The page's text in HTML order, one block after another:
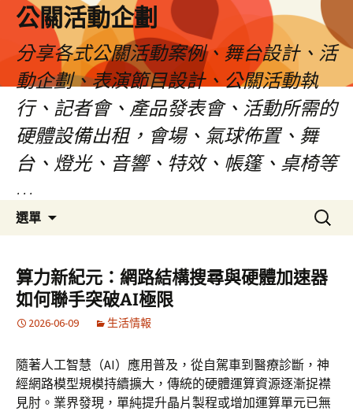
公關活動企劃
分享各式公關活動案例、舞台設計、活
動企劃、表演節目設計、公關活動執
行、記者會、產品發表會、活動所需的
硬體設備出租，會場、氣球佈置、舞
台、燈光、音響、特效、帳篷、桌椅等
…
選單
要
內
容
搜
尋
鍵
字:
算力新紀元：網路結構搜尋與硬體加速器
如何聯手突破AI極限
2026-06-09 生活情報
隨著人工智慧（AI）應用普及，從自駕車到醫療診斷，神
經網路模型規模持續擴大，傳統的硬體運算資源逐漸捉襟
見肘。業界發現，單純提升晶片製程或增加運算單元已無